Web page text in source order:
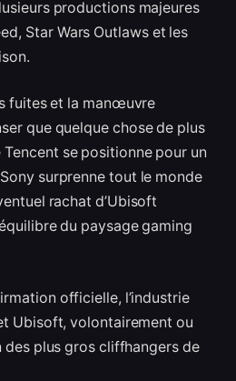
productions majeures
Star Wars Outlaws et les
fuites et la manœuvre
que quelque chose de plus
se positionne pour un
surprenne tout le monde
rachat d’Ubisoft
du paysage gaming
officielle, l’industrie
Ubisoft, volontairement ou
des plus gros cliffhangers de